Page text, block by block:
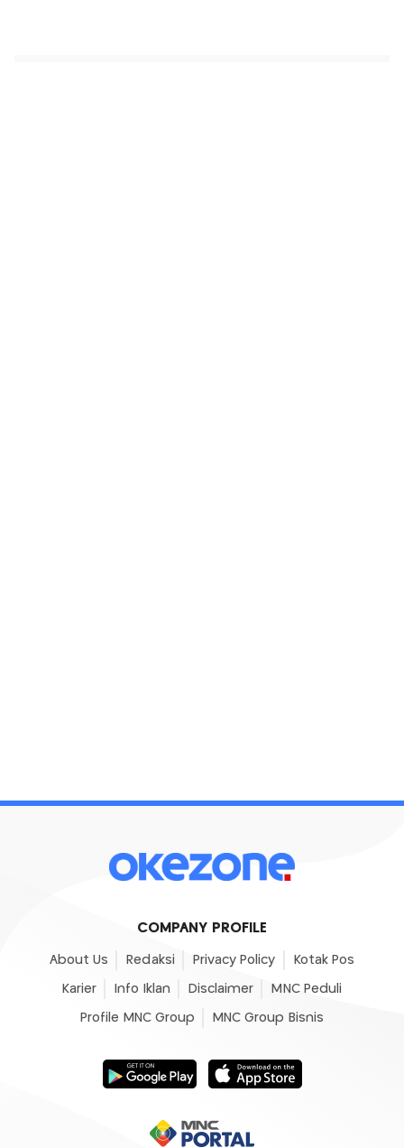
COMPANY PROFILE
About Us Redaksi Privacy Policy Kotak Pos
Karier Info Iklan Disclaimer MNC Peduli
Profile MNC Group MNC Group Bisnis